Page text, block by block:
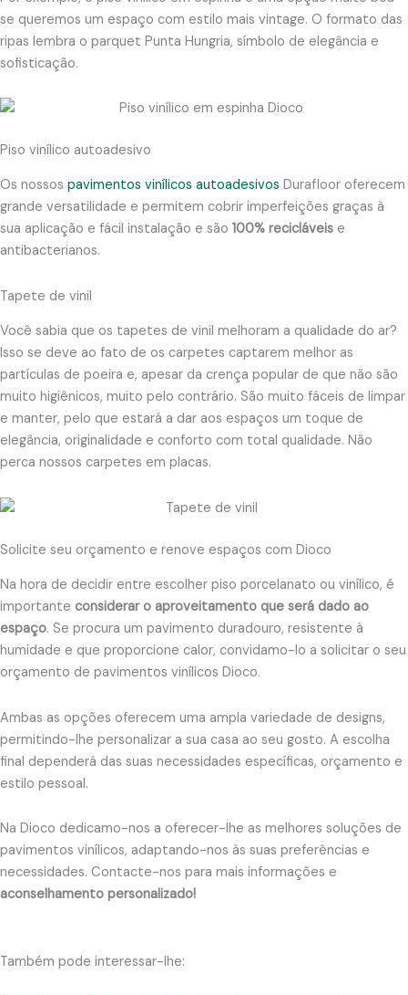
se queremos um espaço com estilo mais vintage. O formato das
ripas lembra o parquet Punta Hungria, símbolo de elegância e
sofisticação.
Piso vinílico autoadesivo
Os nossos pavimentos vinílicos autoadesivos Durafloor oferecem
grande versatilidade e permitem cobrir imperfeições graças à
sua aplicação e fácil instalação e são 100% recicláveis ​​e
antibacterianos.
Tapete de vinil
Você sabia que os tapetes de vinil melhoram a qualidade do ar?
Isso se deve ao fato de os carpetes captarem melhor as
partículas de poeira e, apesar da crença popular de que não são
muito higiênicos, muito pelo contrário. São muito fáceis de limpar
e manter, pelo que estará a dar aos espaços um toque de
elegância, originalidade e conforto com total qualidade. Não
perca nossos carpetes em placas.
Solicite seu orçamento e renove espaços com Dioco
Na hora de decidir entre escolher piso porcelanato ou vinílico, é
importante considerar o aproveitamento que será dado ao
espaço. Se procura um pavimento duradouro, resistente à
humidade e que proporcione calor, convidamo-lo a solicitar o seu
orçamento de pavimentos vinílicos Dioco.
Ambas as opções oferecem uma ampla variedade de designs,
permitindo-lhe personalizar a sua casa ao seu gosto. A escolha
final dependerá das suas necessidades específicas, orçamento e
estilo pessoal.
Na Dioco dedicamo-nos a oferecer-lhe as melhores soluções de
pavimentos vinílicos, adaptando-nos às suas preferências e
necessidades. Contacte-nos para mais informações e
aconselhamento personalizado!
Também pode interessar-lhe: